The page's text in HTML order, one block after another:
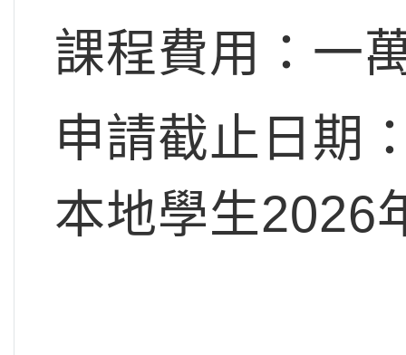
課程費用：一
申請截止日期
本地學生2026